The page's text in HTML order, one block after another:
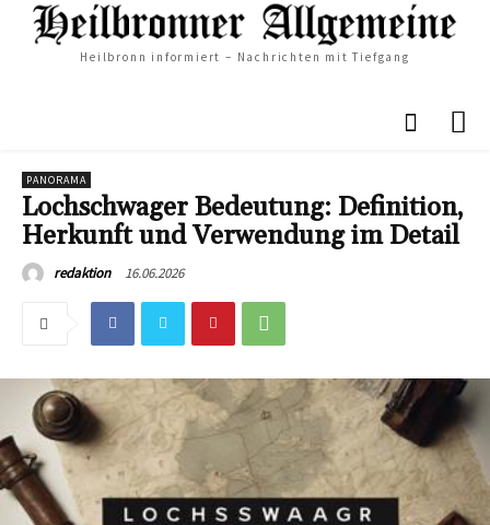
Heilbronn informiert – Nachrichten mit Tiefgang
PANORAMA
Lochschwager Bedeutung: Definition,
Herkunft und Verwendung im Detail
redaktion 16.06.2026